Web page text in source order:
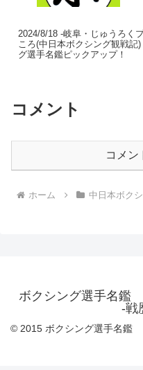
2024/8/18 -岐阜・じゅうろく
ころ(中日本ボクシング観戦
グ選手名鑑ピックアップ！
コメント
コメン
ホーム 中日本ボク
ボクシング選手名
-戦
© 2015 ボクシング選手名鑑